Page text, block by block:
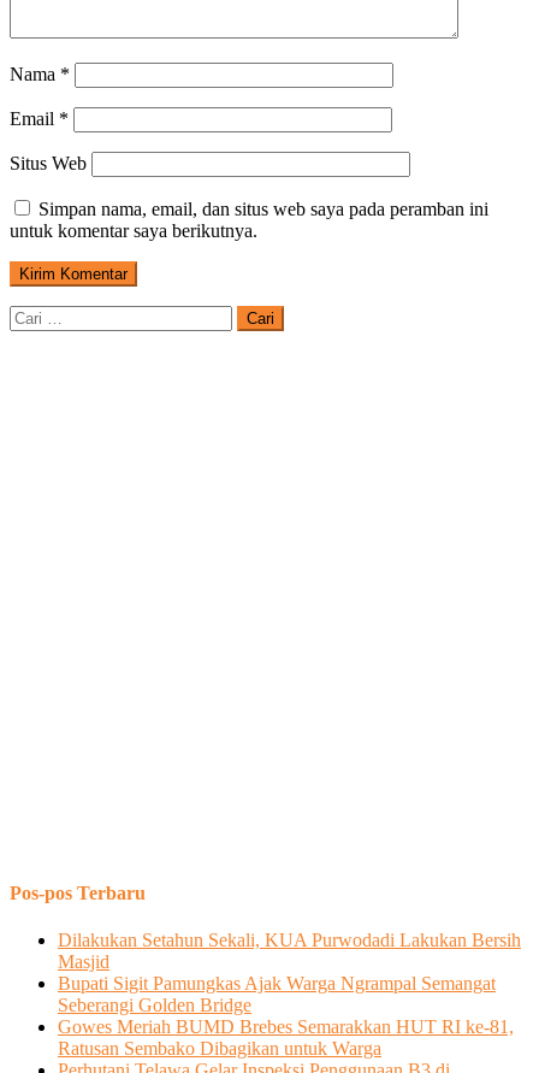
Nama *
Email *
Situs Web
Simpan nama, email, dan situs web saya pada peramban ini
untuk komentar saya berikutnya.
Cari
untuk:
Pos-pos Terbaru
Dilakukan Setahun Sekali, KUA Purwodadi Lakukan Bersih
Masjid
Bupati Sigit Pamungkas Ajak Warga Ngrampal Semangat
Seberangi Golden Bridge
Gowes Meriah BUMD Brebes Semarakkan HUT RI ke-81,
Ratusan Sembako Dibagikan untuk Warga